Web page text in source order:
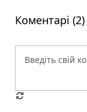
Коментарі (2)